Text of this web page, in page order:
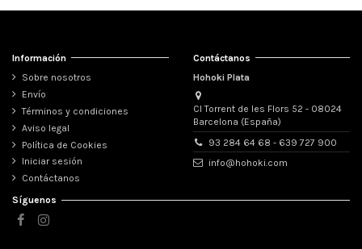
Información
Sobre nosotros
Envío
Términos y condiciones
Aviso legal
Política de Cookies
Iniciar sesión
Contáctanos
Contáctanos
Hohoki Plata
Cl Torrent de les Flors 52 - 08024
Barcelona (España)
93 284 64 68 - 639 727 900
info@hohoki.com
Síguenos